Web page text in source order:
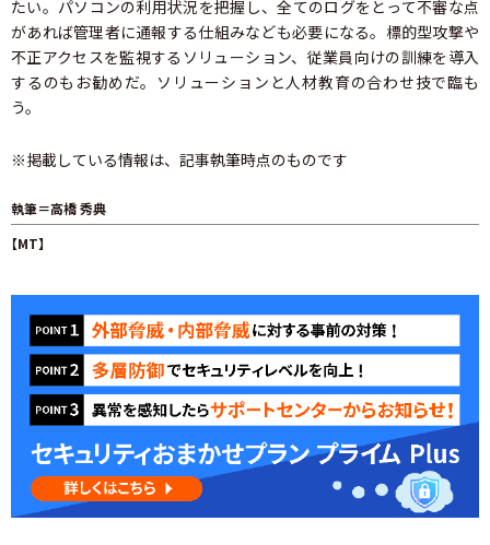
たい。パソコンの利用状況を把握し、全てのログをとって不審な点
があれば管理者に通報する仕組みなども必要になる。標的型攻撃や
不正アクセスを監視するソリューション、従業員向けの訓練を導入
するのもお勧めだ。ソリューションと人材教育の合わせ技で臨も
う。
※掲載している情報は、記事執筆時点のものです
執筆＝高橋 秀典
【MT】